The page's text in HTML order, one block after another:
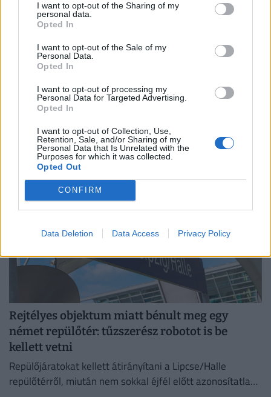
I want to opt-out of the Sharing of my
personal data.
Opted In
I want to opt-out of the Sale of my
Personal Data.
Opted In
I want to opt-out of processing my
Personal Data for Targeted Advertising.
Opted In
I want to opt-out of Collection, Use,
Retention, Sale, and/or Sharing of my
Personal Data that Is Unrelated with the
Purposes for which it was collected.
Opted Out
CONFIRM
Data Deletion Data Access Privacy Policy
Már ez sem jár ingyen a repülőn: a
kézipoggyászokért elhelyezéséért is pénzt kér
egy fapados légitársaság
Külön díjat fog felszámítani a jövőben a Jetstar ausztrál
légitársaság a kézipoggyászok elhelyezéséért az ülések
feletti tárolókban.
Rejtélyes objektum miatt bénult meg egy
német repülőtér: tűzszerész robotot is be
kellett vetni
Repülőjáratokat kellett átirányítani a Lipcse/Halle
repülőtérről, miután nem sokkal éjfél előtt azonosítatlan